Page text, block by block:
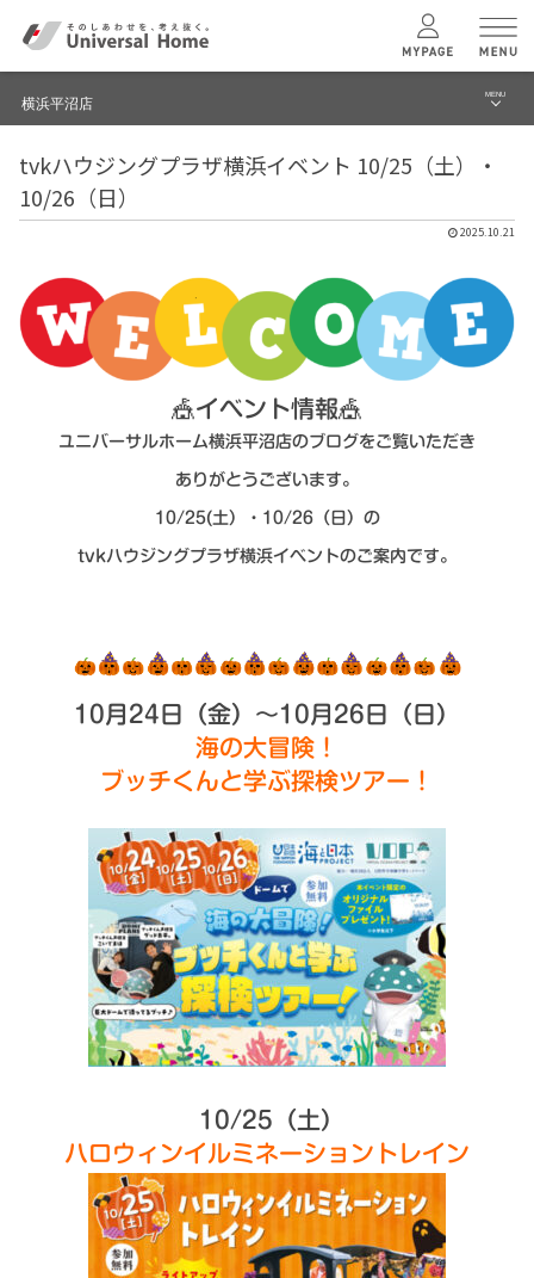
ユニバーサル ホームの特長
テクノロジー
家づくりの知識
横浜平沼店 MENU
ブログ
建築実例・事例
イベント
モデルハウス見学予約
横浜平沼店 TOPへ
tvkハウジングプラザ横浜イベント 10/25（土）・
10/26（日）
2025.10.21
🎪イベント情報🎪
ユニバーサルホーム横浜平沼店のブログをご覧いただき
ありがとうございます。
10/25(土）・10/26（日）の
tvkハウジングプラザ横浜イベントのご案内です。
10月24日（金）～10月26日（日）
海の大冒険！
ブッチくんと学ぶ探検ツアー！
10/25（土）
ハロウィンイルミネーショントレイン